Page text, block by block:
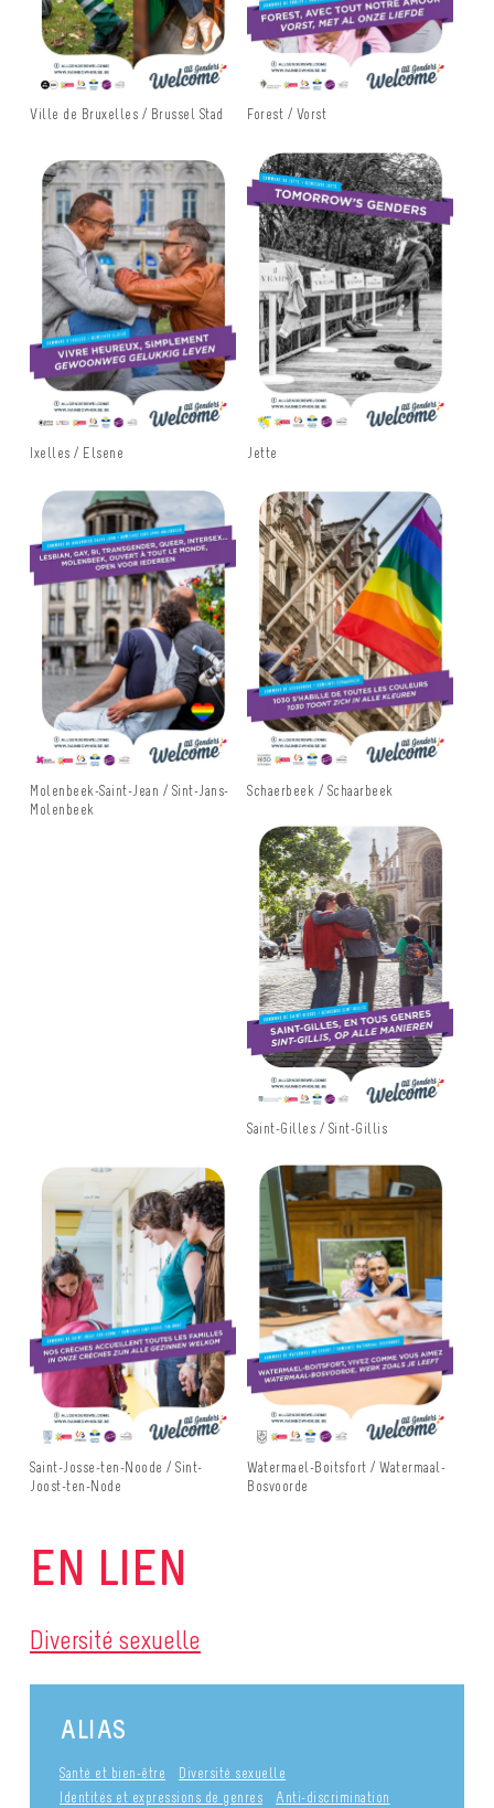
Ville de Bruxelles / Brussel Stad Forest / Vorst
Ixelles / Elsene Jette
Molenbeek-Saint-Jean / Sint-Jans-
Molenbeek
Schaerbeek / Schaarbeek
Saint-Gilles / Sint-Gillis
Saint-Josse-ten-Noode / Sint-
Joost-ten-Node
Watermael-Boitsfort / Watermaal-
Bosvoorde
EN LIEN
Diversité sexuelle
ALIAS
Santé et bien-être
Diversité sexuelle
Identités et expressions de genres
Anti-discrimination